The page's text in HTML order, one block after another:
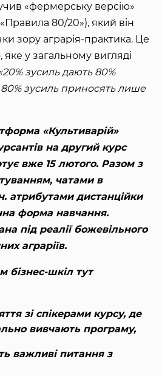
«фермерську версію»
80/20»), який він
зору аграрія-практика. Це
у загальному вигляді
зусиль дають 80%
80% зусиль приносять лише
«Культиварій»
на другий курс
вже 15 лютого. Разом з
чатами в
атрибутами дистанційки
форма навчання.
під реалії божевільного
аграріїв.
бізнес-шкіл тут
зі спікерами курсу, де
вивчають програму,
важливі питання з